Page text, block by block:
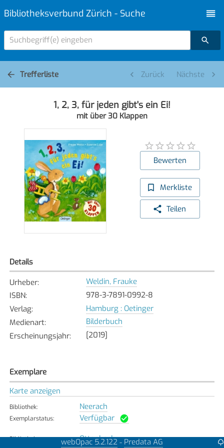
Bibliotheksverbund Zürich - Suche
Suchbegriff(e) eingeben
Trefferliste Zurück Nächste
1, 2, 3, für jeden gibt's ein Ei!
mit über 30 Klappen
Bewerten
Merkliste
Teilen
Details
Urheber:
Weldin, Frauke
ISBN:
978-3-7891-0992-8
Verlag:
Hamburg : Oetinger
Medienart:
Bilderbuch
Erscheinungsjahr: [2019]
Exemplare
Karte anzeigen
Bibliothek: Neerach
Exemplarstatus: Verfügbar
Bibliothek: Ottenbach
webOpac 5.2.122 - Predata AG